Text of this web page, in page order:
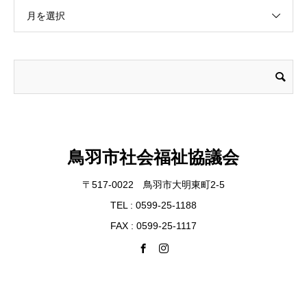
月を選択
鳥羽市社会福祉協議会
〒517-0022 鳥羽市大明東町2-5
TEL : 0599-25-1188
FAX : 0599-25-1117